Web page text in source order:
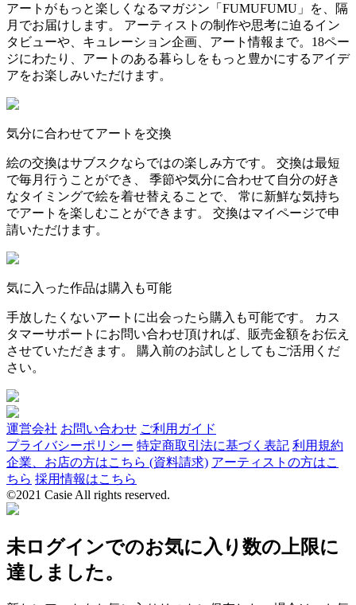
アートがもっと楽しくなるマガジン「FUMUFUMU」を、隔
月でお届けします。 アーティストの制作や思考に迫るイン
タビューや、キュレーション企画、アート情報まで。18ペー
ジにわたり、アートのある暮らしをもっと豊かにするアイデ
アをお楽しみいただけます。
気分に合わせてアートを交換
絵の交換はサブスクならではの楽しみ方です。 交換は最短
で毎月行うことができ、 季節や気分に合わせて自分の好き
なタイミングで絵を着せ替えることで、 常に新鮮な気持ち
でアートを楽しむことができます。 交換はマイページで申
請いただけます。
気に入った作品は購入も可能
手放したくないアートに出会ったら購入も可能です。 カス
タマーサポートにお問い合わせ頂ければ、販売金額をお伝え
させていただきます。 購入前のお試しとしてもご活用くだ
さい。
運営会社 お問い合わせ ご利用ガイド
プライバシーポリシー 特定商取引法に基づく表記 利用規約
企業、お店の方はこちら (資料請求) アーティストの方はこ
ちら 採用情報はこちら
©2021 Casie All rights reserved.
未ログインでのお気に入り数の上限に
達しました。